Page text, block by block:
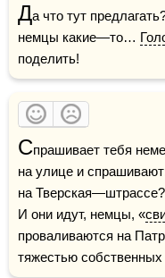
Да что тут
немцы какие—то…
поделить!
Спрашивает тебя
на улице и
на
И они идут, немцы, «
проваливаются на
тяжестью